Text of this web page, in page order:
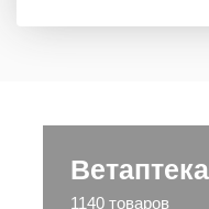
Ветаптека
1140 товаров